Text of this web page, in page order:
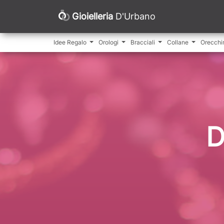
Gioielleria D'Urbano
Idee Regalo Orologi Bracciali Collane